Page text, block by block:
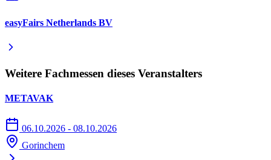
easyFairs Netherlands BV
Weitere Fachmessen dieses Veranstalters
METAVAK
06.10.2026 - 08.10.2026
Gorinchem